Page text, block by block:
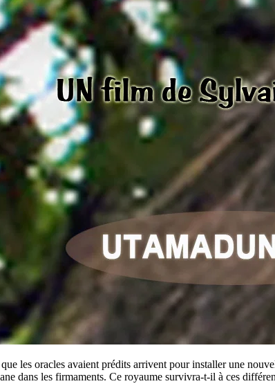
les oracles avaient prédits arrivent pour installer une
dans les firmaments. Ce royaume survivra-t-il à ces